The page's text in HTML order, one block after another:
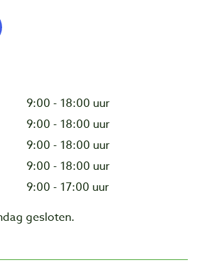
9:00 - 18:00 uur
9:00 - 18:00 uur
9:00 - 18:00 uur
9:00 - 18:00 uur
9:00 - 17:00 uur
gesloten.